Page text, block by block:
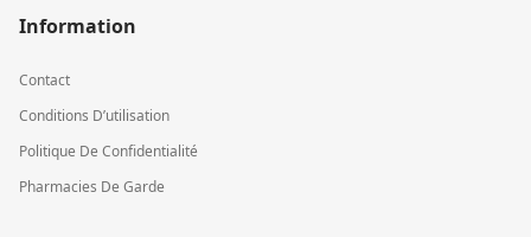
Information
Contact
Conditions D’utilisation
Politique De Confidentialité
Pharmacies De Garde